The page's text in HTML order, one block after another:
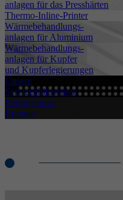
anlagen für das Presshärten
Thermo-Inline-Printer
Wärmebehandlungs-
anlagen für Aluminium
Wärmebehandlungs-
anlagen für Kupfer
und Kupferlegierungen
Unsere
Servicephilosophie
Rekuperative
Brenner